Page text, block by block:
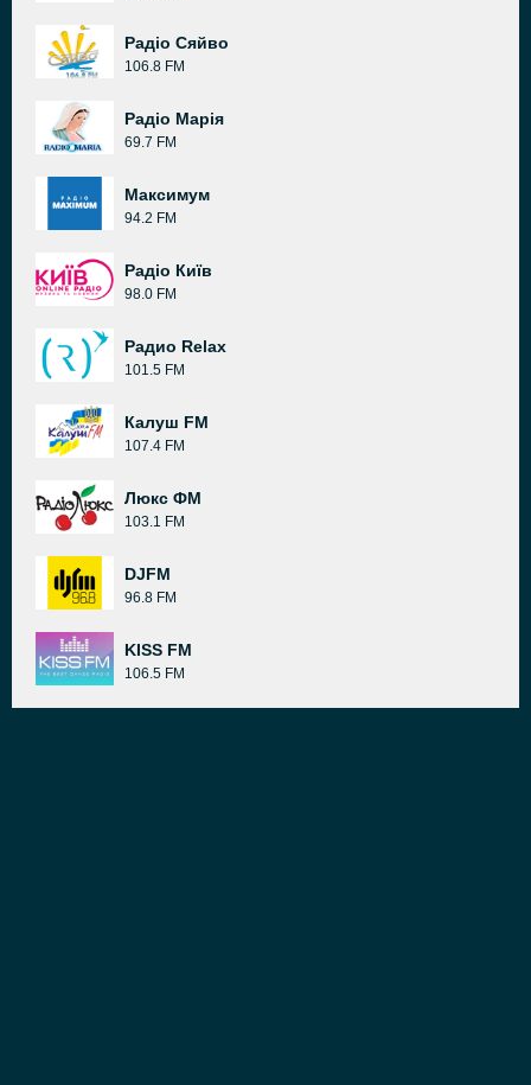
Радіо Сяйво
106.8 FM
Радіо Марія
69.7 FM
Максимум
94.2 FM
Радіо Київ
98.0 FM
Радио Relax
101.5 FM
Калуш FM
107.4 FM
Люкс ФМ
103.1 FM
DJFM
96.8 FM
KISS FM
106.5 FM